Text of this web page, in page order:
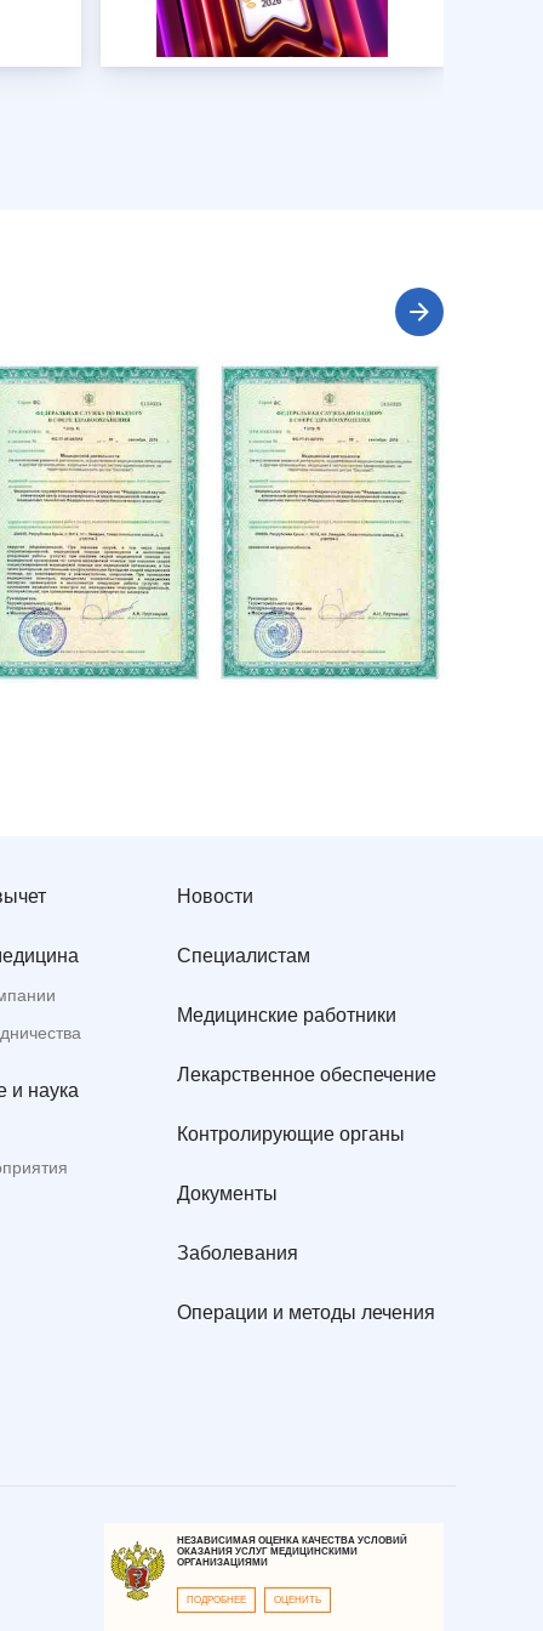
и наука
Новости
Специалистам
Медицинские работники
Лекарственное обеспечение
Контролирующие органы
Документы
Заболевания
Операции и методы лечения
НЕЗАВИСИМАЯ ОЦЕНКА КАЧЕСТВА УСЛОВИЙ
ОКАЗАНИЯ УСЛУГ МЕДИЦИНСКИМИ
ОРГАНИЗАЦИЯМИ
ПОДРОБНЕЕ ОЦЕНИТЬ